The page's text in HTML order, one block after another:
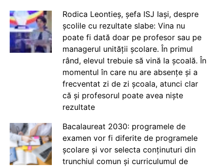
Rodica Leontieș, șefa ISJ Iași, despre
școlile cu rezultate slabe: Vina nu
poate fi dată doar pe profesor sau pe
managerul unității școlare. În primul
rând, elevul trebuie să vină la școală. În
momentul în care nu are absențe și a
frecventat zi de zi școala, atunci clar
că și profesorul poate avea niște
rezultate
Bacalaureat 2030: programele de
examen vor fi diferite de programele
școlare și vor selecta conținuturi din
trunchiul comun și curriculumul de